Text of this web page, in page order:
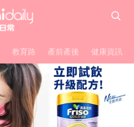
教育路 產前產後 健康資訊